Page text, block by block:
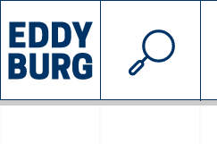
INIZIATIVE
© 2026